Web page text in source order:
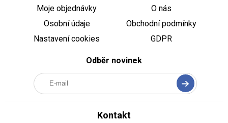
Moje objednávky
Osobní údaje
Nastavení cookies
O nás
Obchodní podmínky
GDPR
Odběr novinek
Kontakt